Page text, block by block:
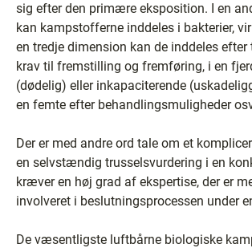
sig efter den primære eksposition. I en
kan kampstofferne inddeles i bakterier,
en tredje dimension kan de inddeles efter
krav til fremstilling og fremføring, i en
(dødelig) eller inkapaciterende
en femte efter behandlingsmuligheder
Der er med andre ord tale om et
en selvstændig trusselsvurdering i en
kræver en høj grad af ekspertise, der er
involveret i beslutningsprocessen under
De væsentligste luftbårne biologiske